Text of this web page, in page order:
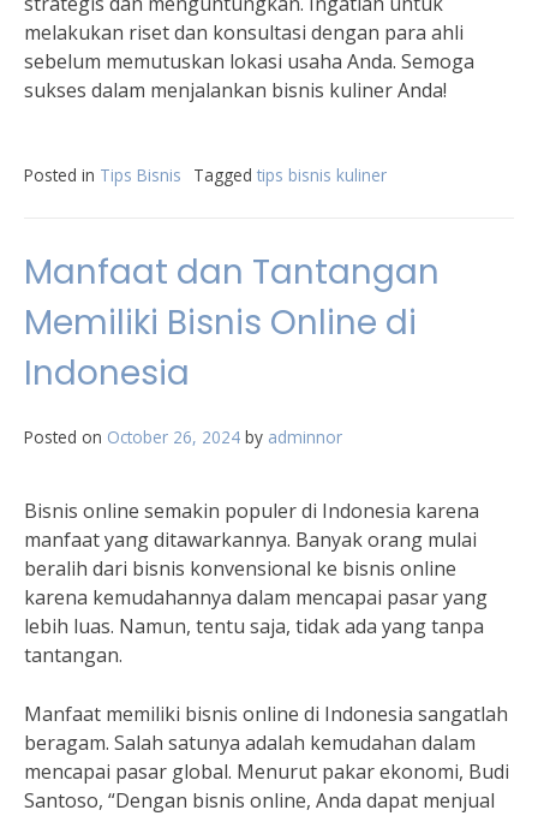
melakukan riset dan konsultasi dengan para ahli
sebelum memutuskan lokasi usaha Anda. Semoga
sukses dalam menjalankan bisnis kuliner Anda!
Posted in Tips Bisnis Tagged tips bisnis kuliner
Manfaat dan Tantangan
Memiliki Bisnis Online di
Indonesia
Posted on October 26, 2024 by adminnor
Bisnis online semakin populer di Indonesia karena
manfaat yang ditawarkannya. Banyak orang mulai
beralih dari bisnis konvensional ke bisnis online
karena kemudahannya dalam mencapai pasar yang
lebih luas. Namun, tentu saja, tidak ada yang tanpa
tantangan.
Manfaat memiliki bisnis online di Indonesia sangatlah
beragam. Salah satunya adalah kemudahan dalam
mencapai pasar global. Menurut pakar ekonomi, Budi
Santoso, “Dengan bisnis online, Anda dapat menjual